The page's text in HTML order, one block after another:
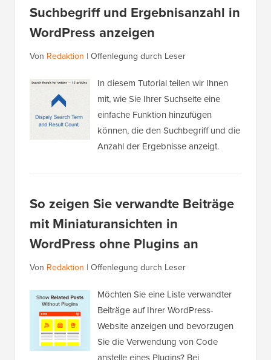
Suchbegriff und Ergebnisanzahl in
WordPress anzeigen
Von Redaktion | Offenlegung durch Leser
In diesem Tutorial teilen wir Ihnen
mit, wie Sie Ihrer Suchseite eine
einfache Funktion hinzufügen
können, die den Suchbegriff und die
Anzahl der Ergebnisse anzeigt.
So zeigen Sie verwandte Beiträge
mit Miniaturansichten in
WordPress ohne Plugins an
Von Redaktion | Offenlegung durch Leser
Möchten Sie eine Liste verwandter
Beiträge auf Ihrer WordPress-
Website anzeigen und bevorzugen
Sie die Verwendung von Code